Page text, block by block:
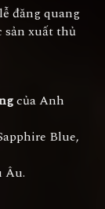
đăng quang
sản xuất thủ
của Anh
Blue,
Âu.